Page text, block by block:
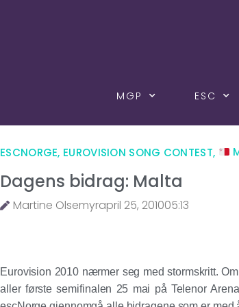
MGP ESC
ESCNORGE, EUROVISION SONG CONTEST,
Dagens bidrag: Malta
Martine Olsemyrapril 25, 201005:13
Eurovision 2010 nærmer seg med stormskritt.
aller første semifinalen 25 mai på Telenor